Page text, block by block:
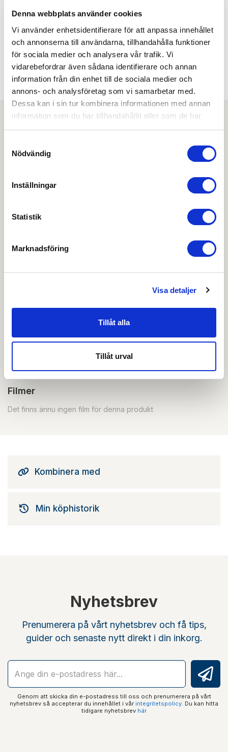
Denna webbplats använder cookies
Vi använder enhetsidentifierare för att anpassa innehållet
och annonserna till användarna, tillhandahålla funktioner
för sociala medier och analysera vår trafik. Vi
vidarebefordrar även sådana identifierare och annan
information från din enhet till de sociala medier och
annons- och analysföretag som vi samarbetar med.
Dessa kan i sin tur kombinera informationen med annan
information som du har tillhandahållit eller som de har
samlat in när du har använt deras tjänster.
Nödvändig
Inställningar
Statistik
Marknadsföring
Visa detaljer
Tillåt alla
Tillåt urval
BREDD PRODUKT:
39 mm
FÄRG/YTBEHANDLING:
Rostfri
HÖJD PRODUKT:
245 mm
LÄNGD PRODUKT:
Ladda ner
uppdaterade dokument hos leverantören. Vi jobbar
produktblad, ritningar, monteringsbeskrivningar samt
övriga dokument.
Filmer
Det finns ännu ingen film för denna produkt
Kombinera med
Min köphistorik
Nyhetsbrev
Prenumerera på vårt nyhetsbrev och få tips,
guider och senaste nytt direkt i din inkorg.
Genom att skicka din e-postadress till oss och prenumerera på vårt
nyhetsbrev så accepterar du innehållet i vår integritetspolicy. Du kan hitta
tidigare nyhetsbrev här